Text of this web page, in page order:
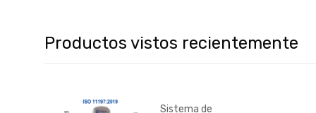
Productos vistos recientemente
Sistema de